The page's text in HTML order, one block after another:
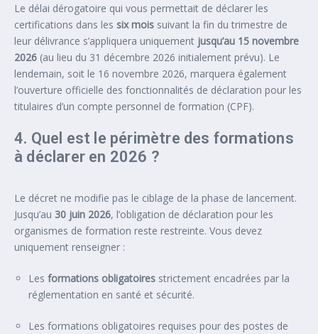
Le délai dérogatoire qui vous permettait de déclarer les
certifications dans les six mois suivant la fin du trimestre de
leur délivrance s’appliquera uniquement jusqu’au 15 novembre
2026 (au lieu du 31 décembre 2026 initialement prévu). Le
lendemain, soit le 16 novembre 2026, marquera également
l’ouverture officielle des fonctionnalités de déclaration pour les
titulaires d’un compte personnel de formation (CPF).
4. Quel est le périmètre des formations
à déclarer en 2026 ?
Le décret ne modifie pas le ciblage de la phase de lancement.
Jusqu’au 30 juin 2026, l’obligation de déclaration pour les
organismes de formation reste restreinte. Vous devez
uniquement renseigner :
Les formations obligatoires strictement encadrées par la
réglementation en santé et sécurité.
Les formations obligatoires requises pour des postes de